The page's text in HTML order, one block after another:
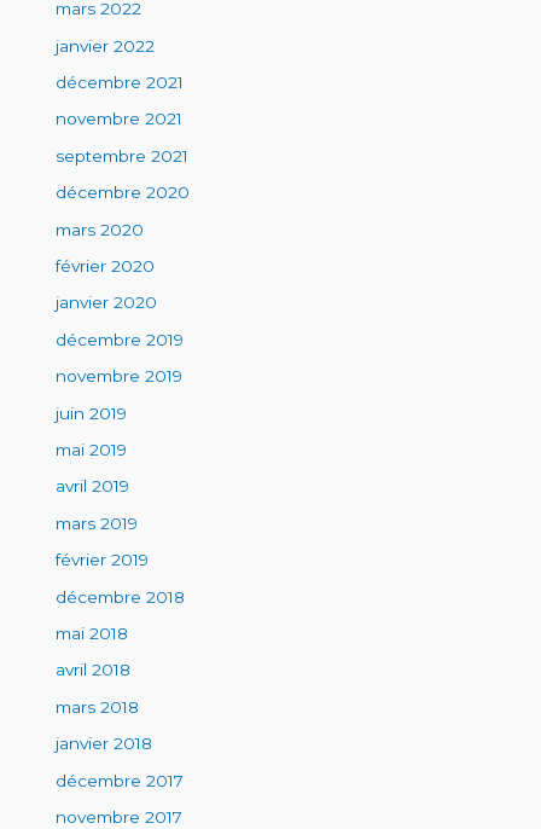
mars 2022
janvier 2022
décembre 2021
novembre 2021
septembre 2021
décembre 2020
mars 2020
février 2020
janvier 2020
décembre 2019
novembre 2019
juin 2019
mai 2019
avril 2019
mars 2019
février 2019
décembre 2018
mai 2018
avril 2018
mars 2018
janvier 2018
décembre 2017
novembre 2017